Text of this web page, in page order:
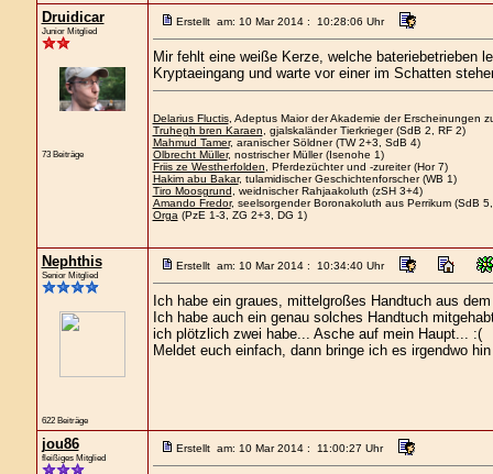
Druidicar
Junior Mitglied
73 Beiträge
Erstellt am: 10 Mar 2014 : 10:28:06 Uhr
Mir fehlt eine weiße Kerze, welche bateriebetrieben
Kryptaeingang und warte vor einer im Schatten
Delarius Fluctis, Adeptus Maior der Akademie der Erscheinungen
Truhegh bren Karaen , gjalskaländer Tierkrieger (SdB 2, RF 2)
Mahmud Tamer, aranischer Söldner (TW 2+3, SdB 4)
Olbrecht Müller, nostrischer Müller (Isenohe 1)
Friis ze Westherfolden , Pferdezüchter und -zureiter (Hor 7)
Hakim abu Bakar, tulamidischer Geschichtenforscher (WB 1)
Tiro Moosgrund , weidnischer Rahjaakoluth (zSH 3+4)
Amando Fredor, seelsorgender Boronakoluth aus Perrikum (SdB
Orga (PzE 1-3, ZG 2+3, DG 1)
Nephthis
Senior Mitglied
622 Beiträge
Erstellt am: 10 Mar 2014 : 10:34:40 Uhr
Ich habe ein graues, mittelgroßes Handtuch aus
Ich habe auch ein genau solches Handtuch
ich plötzlich zwei habe... Asche auf mein Haupt... :(
Meldet euch einfach, dann bringe ich es irgendwo
jou86
fleißiges Mitglied
Erstellt am: 10 Mar 2014 : 11:00:27 Uhr